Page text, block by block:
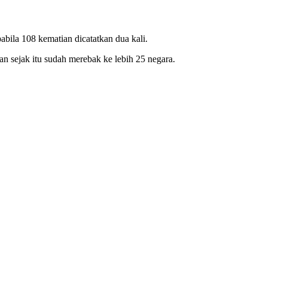
108 kematian dicatatkan dua kali.
sejak itu sudah merebak ke lebih 25 negara.